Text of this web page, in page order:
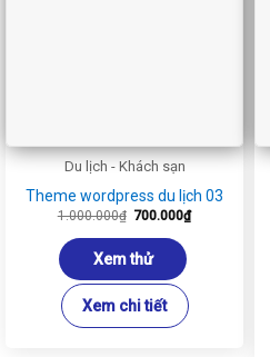
Du lịch - Khách sạn
Theme wordpress du lịch 03
1.000.000₫ Giá
là:
1.000.000₫.
700.000₫Giá
hiện
Xem thử
Xem chi tiết